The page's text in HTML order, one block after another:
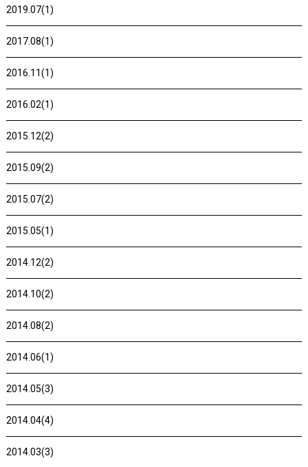
2019.07(1)
2017.08(1)
2016.11(1)
2016.02(1)
2015.12(2)
2015.09(2)
2015.07(2)
2015.05(1)
2014.12(2)
2014.10(2)
2014.08(2)
2014.06(1)
2014.05(3)
2014.04(4)
2014.03(3)